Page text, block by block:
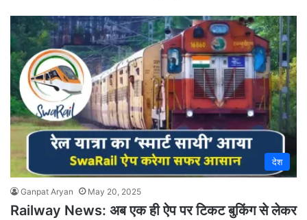
देश
Ganpat Aryan May 20, 2025
Railway News: अब एक ही ऐप पर टिकट बुकिंग से लेकर